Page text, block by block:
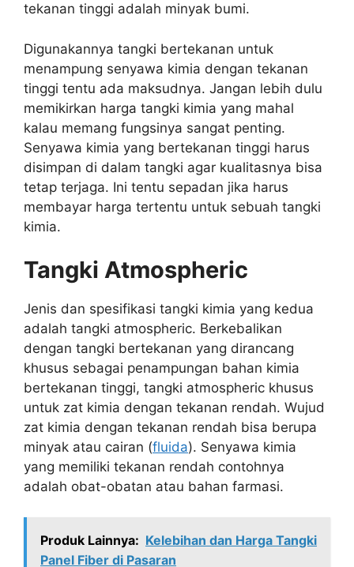
tekanan tinggi adalah minyak bumi.
Digunakannya tangki bertekanan untuk
menampung senyawa kimia dengan tekanan
tinggi tentu ada maksudnya. Jangan lebih dulu
memikirkan harga tangki kimia yang mahal
kalau memang fungsinya sangat penting.
Senyawa kimia yang bertekanan tinggi harus
disimpan di dalam tangki agar kualitasnya bisa
tetap terjaga. Ini tentu sepadan jika harus
membayar harga tertentu untuk sebuah tangki
kimia.
Tangki Atmospheric
Jenis dan spesifikasi tangki kimia yang kedua
adalah tangki atmospheric. Berkebalikan
dengan tangki bertekanan yang dirancang
khusus sebagai penampungan bahan kimia
bertekanan tinggi, tangki atmospheric khusus
untuk zat kimia dengan tekanan rendah. Wujud
zat kimia dengan tekanan rendah bisa berupa
minyak atau cairan (fluida). Senyawa kimia
yang memiliki tekanan rendah contohnya
adalah obat-obatan atau bahan farmasi.
Produk Lainnya: Kelebihan dan Harga Tangki
Panel Fiber di Pasaran